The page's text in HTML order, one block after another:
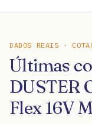
DADOS REAIS ·
Últimas
DUSTER
Flex 16V